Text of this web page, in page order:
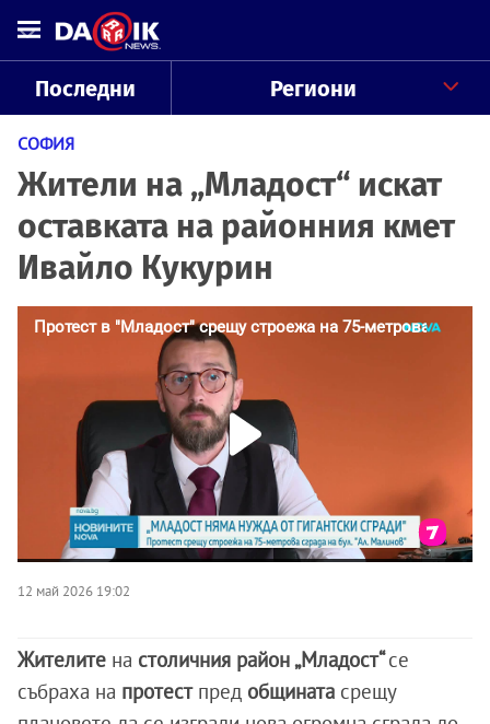
Последни Региони
СОФИЯ
Жители на „Младост“ искат
оставката на районния кмет
Ивайло Кукурин
12 май 2026 19:02
Жителите на столичния район „Младост“се
събраха на протестпред общината срещу